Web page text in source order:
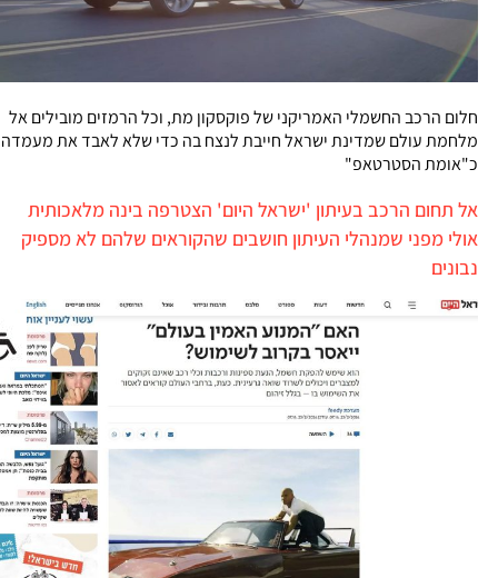
חלום הרכב החשמלי האמריקני של פוקסקון מת, וכל הרמזים מובילים אל
מלחמת עולם שמדינת ישראל חייבת לנצח בה כדי שלא לאבד את מעמדה
כ"אומת הסטרטאפ"
אל תחום הרכב בעיתון 'ישראל היום' הצטרפה בינה מלאכותית
אולי מפני שמנהלי העיתון חושבים שהקוראים שלהם לא מספיק
נבונים